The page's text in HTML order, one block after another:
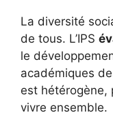
La diversité
de tous. L’IPS
le
académiques
est hétérogène,
vivre ensemble.